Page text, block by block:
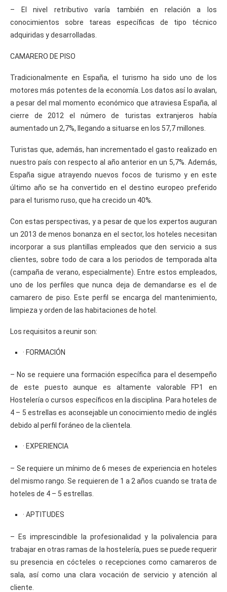
– El nivel retributivo varía también en relación a los
conocimientos sobre tareas específicas de tipo técnico
adquiridas y desarrolladas.
CAMARERO DE PISO
Tradicionalmente en España, el turismo ha sido uno de los
motores más potentes de la economía. Los datos así lo avalan,
a pesar del mal momento económico que atraviesa España, al
cierre de 2012 el número de turistas extranjeros había
aumentado un 2,7%, llegando a situarse en los 57,7 millones.
Turistas que, además, han incrementado el gasto realizado en
nuestro país con respecto al año anterior en un 5,7%. Además,
España sigue atrayendo nuevos focos de turismo y en este
último año se ha convertido en el destino europeo preferido
para el turismo ruso, que ha crecido un 40%.
Con estas perspectivas, y a pesar de que los expertos auguran
un 2013 de menos bonanza en el sector, los hoteles necesitan
incorporar a sus plantillas empleados que den servicio a sus
clientes, sobre todo de cara a los periodos de temporada alta
(campaña de verano, especialmente). Entre estos empleados,
uno de los perfiles que nunca deja de demandarse es el de
camarero de piso. Este perfil se encarga del mantenimiento,
limpieza y orden de las habitaciones de hotel.
Los requisitos a reunir son:
· FORMACIÓN
– No se requiere una formación específica para el desempeño
de este puesto aunque es altamente valorable FP1 en
Hostelería o cursos específicos en la disciplina. Para hoteles de
4 – 5 estrellas es aconsejable un conocimiento medio de inglés
debido al perfil foráneo de la clientela.
· EXPERIENCIA
– Se requiere un mínimo de 6 meses de experiencia en hoteles
del mismo rango. Se requieren de 1 a 2 años cuando se trata de
hoteles de 4 – 5 estrellas.
· APTITUDES
– Es imprescindible la profesionalidad y la polivalencia para
trabajar en otras ramas de la hostelería, pues se puede requerir
su presencia en cócteles o recepciones como camareros de
sala, así como una clara vocación de servicio y atención al
cliente.